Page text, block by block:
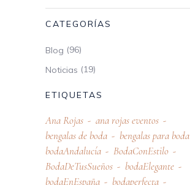
CATEGORÍAS
Blog (96)
Noticias (19)
ETIQUETAS
Ana Rojas
ana rojas eventos
bengalas de boda
bengalas para boda
bodaAndalucía
BodaConEstilo
BodaDeTusSueños
bodaElegante
bodaEnEspaña
bodaperfecta